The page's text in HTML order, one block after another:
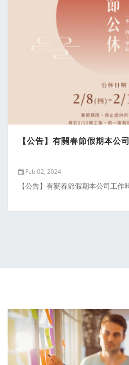
【公告】有關春節假期本公
Feb 02, 2024
【公告】有關春節假期本公司工作